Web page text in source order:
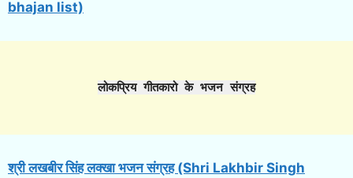
bhajan list)
लोकप्रिय गीतकारो के भजन संग्रह
श्री लखबीर सिंह लक्खा भजन संग्रह (Shri Lakhbir Singh